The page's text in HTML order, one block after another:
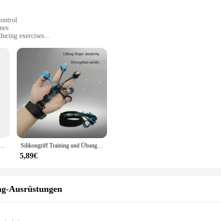
exercises
strength and endurance
your training experience. Made from high-grade durable plastic, these
comfortable and secure, allowing you to focus on your performance without
levels of training.
versatility. They are ideal for a wide range of exercises, from
your workout to your specific needs. The design and style of these hand
a great choice for those on the go. The performance and property of
5-60 kg Fitness Unisex Finger Rehabilitationstraining Handgriff Silikongriff Training und Übung Fingerübung Bahre Handstärker Arthritis Grip Trainer Handbürste Expander Griffe
5,89€
Ausrüstungen